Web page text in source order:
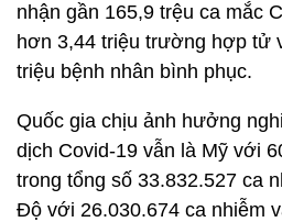
nhận gần 165,9 trệu ca mắc
hơn 3,44 triệu trường hợp tử
triệu bệnh nhân bình phục.
Quốc gia chịu ảnh hưởng
dịch Covid-19 vẫn là Mỹ với
trong tổng số 33.832.527 ca
Độ với 26.030.674 ca nhiễm